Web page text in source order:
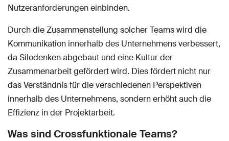
Nutzeranforderungen einbinden.
Durch die Zusammenstellung solcher Teams wird die
Kommunikation innerhalb des Unternehmens verbessert,
da Silodenken abgebaut und eine Kultur der
Zusammenarbeit gefördert wird. Dies fördert nicht nur
das Verständnis für die verschiedenen Perspektiven
innerhalb des Unternehmens, sondern erhöht auch die
Effizienz in der Projektarbeit.
Was sind Crossfunktionale Teams?